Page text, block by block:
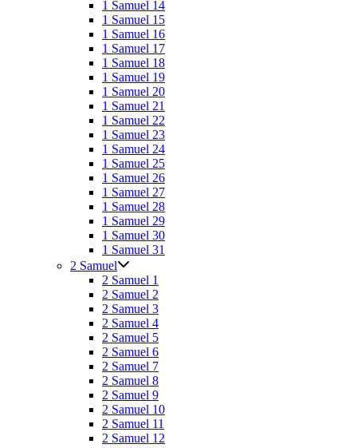
1 Samuel 14
1 Samuel 15
1 Samuel 16
1 Samuel 17
1 Samuel 18
1 Samuel 19
1 Samuel 20
1 Samuel 21
1 Samuel 22
1 Samuel 23
1 Samuel 24
1 Samuel 25
1 Samuel 26
1 Samuel 27
1 Samuel 28
1 Samuel 29
1 Samuel 30
1 Samuel 31
2 Samuel
2 Samuel 1
2 Samuel 2
2 Samuel 3
2 Samuel 4
2 Samuel 5
2 Samuel 6
2 Samuel 7
2 Samuel 8
2 Samuel 9
2 Samuel 10
2 Samuel 11
2 Samuel 12